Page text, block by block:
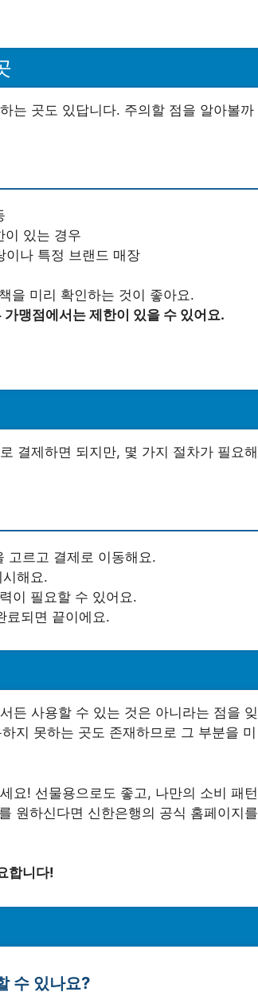
는 곳도 있답니다. 주의할 점을 알아볼까
이 있는 경우
이나 특정 브랜드 매장
을 미리 확인하는 것이 좋아요.
맹점에서는 제한이 있을 수 있어요.
결제하면 되지만, 몇 가지 절차가 필요해
고르고 결제로 이동해요.
해요.
이 필요할 수 있어요.
료되면 끝이에요.
든 사용할 수 있는 것은 아니라는 점을 잊
지 못하는 곳도 존재하므로 그 부분을 미
요! 선물용으로도 좋고, 나만의 소비 패턴
원하신다면 신한은행의 공식 홈페이지를
합니다!
수 있나요?